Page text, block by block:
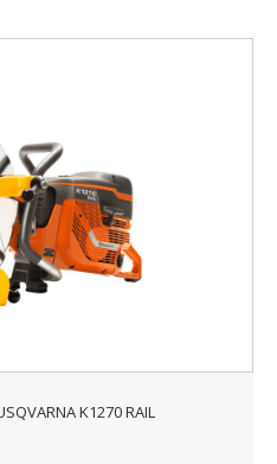
K1270 RAIL